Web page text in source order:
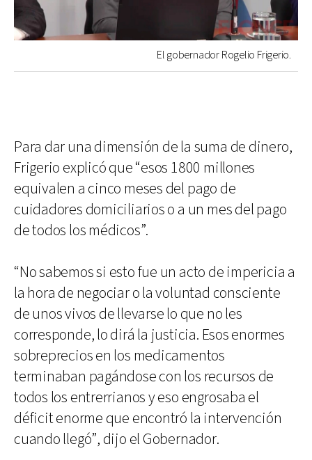
El gobernador Rogelio Frigerio.
Para dar una dimensión de la suma de dinero,
Frigerio explicó que “esos 1800 millones
equivalen a cinco meses del pago de
cuidadores domiciliarios o a un mes del pago
de todos los médicos”.
“No sabemos si esto fue un acto de impericia a
la hora de negociar o la voluntad consciente
de unos vivos de llevarse lo que no les
corresponde, lo dirá la justicia. Esos enormes
sobreprecios en los medicamentos
terminaban pagándose con los recursos de
todos los entrerrianos y eso engrosaba el
déficit enorme que encontró la intervención
cuando llegó”, dijo el Gobernador.